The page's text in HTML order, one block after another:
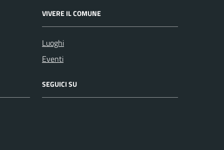
VIVERE IL COMUNE
Luoghi
Eventi
SEGUICI SU